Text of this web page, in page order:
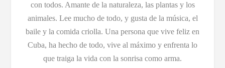
con todos. Amante de la naturaleza, las plantas y los
animales. Lee mucho de todo, y gusta de la música, el
baile y la comida criolla. Una persona que vive feliz en
Cuba, ha hecho de todo, vive al máximo y enfrenta lo
que traiga la vida con la sonrisa como arma.